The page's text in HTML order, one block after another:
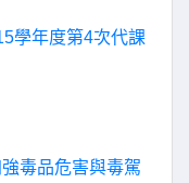
學年度第4次代課
毒品危害與毒駕